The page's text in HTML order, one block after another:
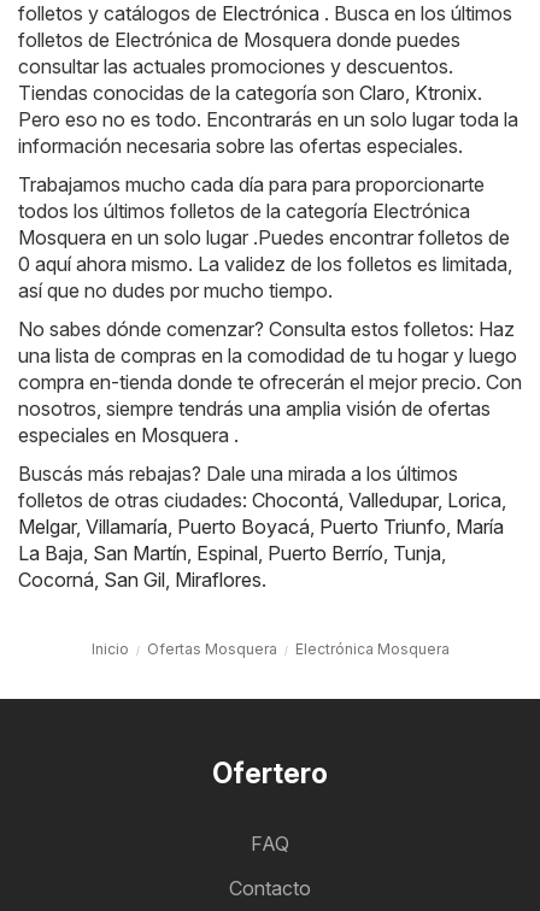
folletos y catálogos de Electrónica . Busca en los últimos
folletos de Electrónica de Mosquera donde puedes
consultar las actuales promociones y descuentos.
Tiendas conocidas de la categoría son Claro, Ktronix.
Pero eso no es todo. Encontrarás en un solo lugar toda la
información necesaria sobre las ofertas especiales.
Trabajamos mucho cada día para para proporcionarte
todos los últimos folletos de la categoría Electrónica
Mosquera en un solo lugar .Puedes encontrar folletos de
0 aquí ahora mismo. La validez de los folletos es limitada,
así que no dudes por mucho tiempo.
No sabes dónde comenzar? Consulta estos folletos: Haz
una lista de compras en la comodidad de tu hogar y luego
compra en-tienda donde te ofrecerán el mejor precio. Con
nosotros, siempre tendrás una amplia visión de ofertas
especiales en Mosquera .
Buscás más rebajas? Dale una mirada a los últimos
folletos de otras ciudades: Chocontá, Valledupar, Lorica,
Melgar, Villamaría, Puerto Boyacá, Puerto Triunfo, María
La Baja, San Martín, Espinal, Puerto Berrío, Tunja,
Cocorná, San Gil, Miraflores.
Inicio Ofertas Mosquera Electrónica Mosquera
Ofertero
FAQ
Contacto